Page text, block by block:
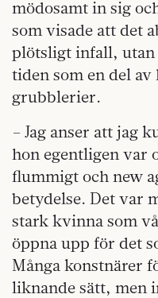
mödosamt in sig
som visade att det
plötsligt infall, utan
tiden som en del av
grubblerier.
– Jag anser att jag
hon egentligen var
flummigt och new
betydelse. Det var
stark kvinna som
öppna upp för det
Många konstnärer
liknande sätt, men